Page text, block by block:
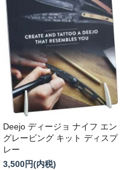
Deejo ディージョ ナイフ エン
グレービング キット ディスプ
レー
3,500円(内税)